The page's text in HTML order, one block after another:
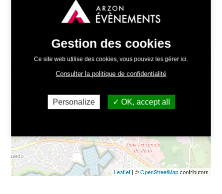
Renseignements :
06 21 94 13 14 |
alo.arzon@gmail.com
Leaflet| ©OpenStreetMapcontributors
Gestion des cookies
Ce site web utilise des cookies, vous pouvez les gérer ici.
Consulter la politique de confidentialité
Personalize OK, accept all